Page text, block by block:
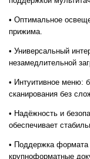
• Оптимальное
прижима.
• Универсальный
незамедлительной
• Интуитивное меню:
сканирования без
• Надёжность и
обеспечивает
• Поддержка формата
крупноформатные